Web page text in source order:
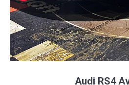
Audi RS4